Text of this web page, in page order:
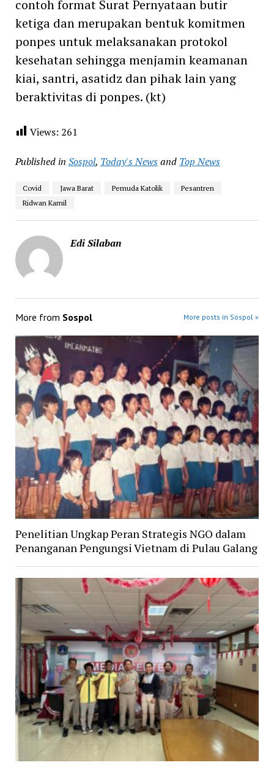
contoh format Surat Pernyataan butir
ketiga dan merupakan bentuk komitmen
ponpes untuk melaksanakan protokol
kesehatan sehingga menjamin keamanan
kiai, santri, asatidz dan pihak lain yang
beraktivitas di ponpes. (kt)
Views: 261
Published in Sospol, Today's Newsand Top News
Covid Jawa Barat Pemuda Katolik
Pesantren
Ridwan Kamil
Edi Silaban
More from Sospol More posts in Sospol »
Penelitian Ungkap Peran Strategis NGO dalam
Penanganan Pengungsi Vietnam di Pulau Galang